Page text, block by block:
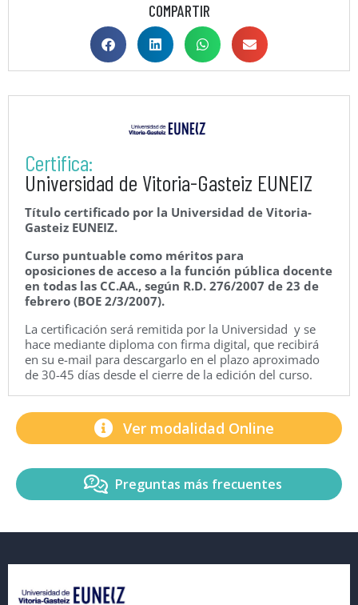
COMPARTIR
Certifica:
Universidad de Vitoria-Gasteiz EUNEIZ
Título certificado por la Universidad de Vitoria-
Gasteiz EUNEIZ.
Curso puntuable como méritos para
oposiciones de acceso a la función pública docente
en todas las CC.AA., según R.D. 276/2007 de 23 de
febrero (BOE 2/3/2007).
La certificación será remitida por la Universidad y se
hace mediante diploma con firma digital, que recibirá
en su e-mail para descargarlo en el plazo aproximado
de 30-45 días desde el cierre de la edición del curso.
Ver modalidad Online
Preguntas más frecuentes